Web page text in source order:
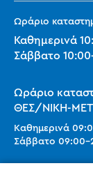
Ωράριο
Καθημερινά
Σάββατο 10:00
Ωράριο
ΘΕΣ/ΝΙΚΗ-
Καθημερινά
Σάββατο 09:00-
Ωράριο